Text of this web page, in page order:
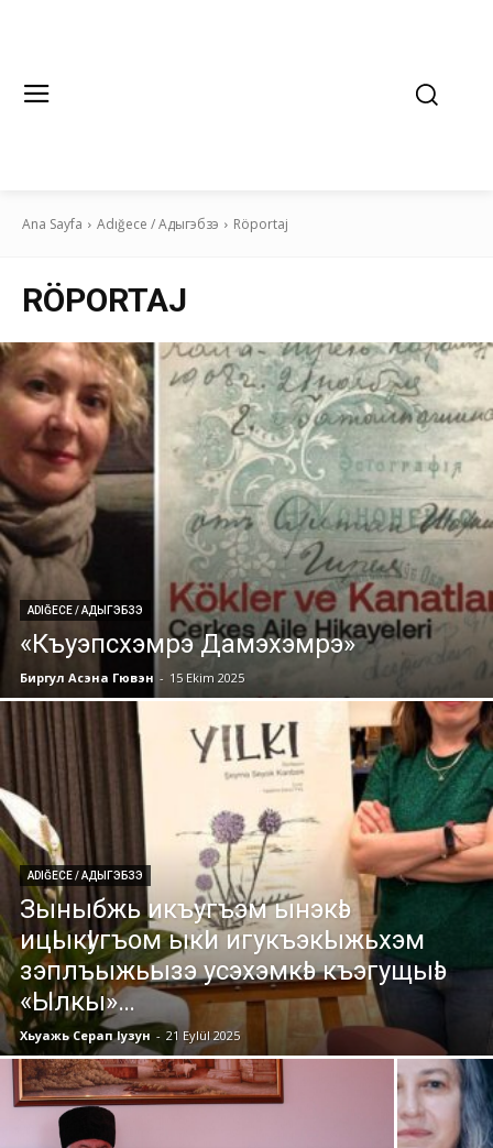
Ana Sayfa Adığece / Адыгэбзэ Röportaj
RÖPORTAJ
ADIĞECE / АДЫГЭБЗЭ
«Къуэпсхэмрэ Дамэхэмрэ»
Биргул Асэна Гювэн - 15 Ekim 2025
ADIĞECE / АДЫГЭБЗЭ
Зыныбжь икъугъэм ынэкӏэ
ицӏыкӏугъом ыкӏи игукъэкӏыжьхэм
зэплъыжьызэ усэхэмкӏэ къэгущыӏэ
«Ылкы»…
Хьуажь Серап Iузун - 21 Eylül 2025